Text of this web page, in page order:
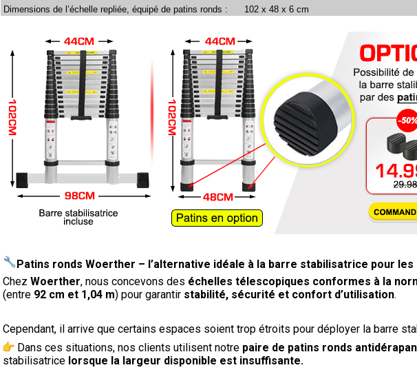
Dimensions de l’échelle repliée, équipé de patins ronds : 102 x 48 x 6 cm
Patins ronds Woerther – l’alternative idéale à la barre stabilisatrice pour
Chez Woerther, nous concevons des échelles télescopiques conformes à la
(entre 92 cm et 1,04 m) pour garantir stabilité, sécurité et confort d’utilisation.
Cependant, il arrive que certains espaces soient trop étroits pour déployer la barre
Dans ces situations, nos clients utilisent notre paire de patins ronds
stabilisatrice lorsque la largeur disponible est insuffisante.